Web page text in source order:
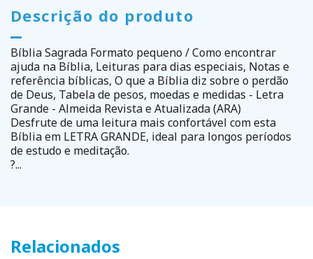
Descrição do produto
Bíblia Sagrada Formato pequeno / Como encontrar
ajuda na Bíblia, Leituras para dias especiais, Notas e
referência bíblicas, O que a Bíblia diz sobre o perdão
de Deus, Tabela de pesos, moedas e medidas - Letra
Grande - Almeida Revista e Atualizada (ARA)
Desfrute de uma leitura mais confortável com esta
Bíblia em LETRA GRANDE, ideal para longos períodos
de estudo e meditação.
?...
Relacionados